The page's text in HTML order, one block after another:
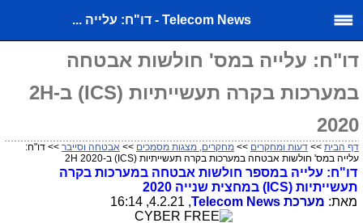
Telecom News - דו"ח: עלייה ...
דו"ח: עלייה במס' חולשות אבטחה
במערכות בקרה תעשייתיות (ICS) ב-2H
2020
דף הבית >> דעות ומחקרים >> מחקרים, מצגות מסמכים >> אבטחה וסייבר >> דו"ח:
עלייה במס' חולשות אבטחה במערכות בקרה תעשייתיות (ICS) ב-2H 2020
דו"ח: עלייה במספר חולשות אבטחה במערכות בקרה
תעשייתיות (ICS ) במחצית שנייה 2020
מאת: מערכת Telecom News
, 4.2.21, 16:14